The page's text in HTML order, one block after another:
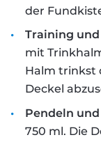
der
Training
mit
Halm trinkst
Deckel
Pendeln
750 ml. Die